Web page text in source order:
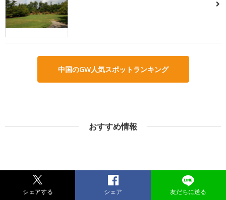
中国のGW人気スポットランキング
おすすめ情報
シェアする シェア 友だちに送る